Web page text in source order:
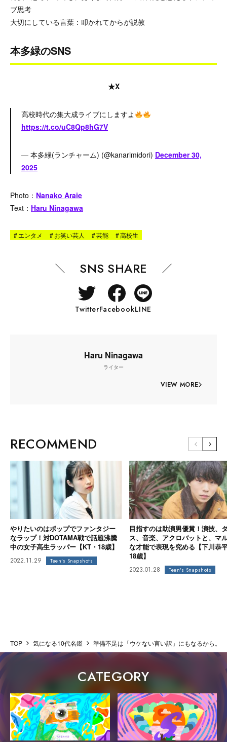
ブ思考
大切にしている言葉： 叩かれてからが説教
本多緑のSNS
★X
高校時代の集大成ライブにしますよ
https://t.co/uC8Qp8hG7V
— 本多緑(ランチャーム) (@kanarimidori) December 30,
2025
Photo： Nanako Araie
Text： Haru Ninagawa
#エンタメ #お笑い芸人 #芸能 #高校生
SNS SHARE
TwitterFacebookLINE
Haru Ninagawa
ライター
VIEW MORE
RECOMMEND
やりたいのはポップでファンタジー
なラップ！対DOTAMA戦で話題沸騰
中の女子高生ラッパー【KT・18歳】
2022.11.29 Teen's Snapshots
目指すのは助演男優賞！演技、
ス、音楽、アクロバットと、マ
な才能で表現を究める【下川恭
18歳】
2023.01.28 Teen's Snapshots
TOP 気になる10代名鑑 準備不足は「ウケない言い訳」にもなるから。
CATEGORY